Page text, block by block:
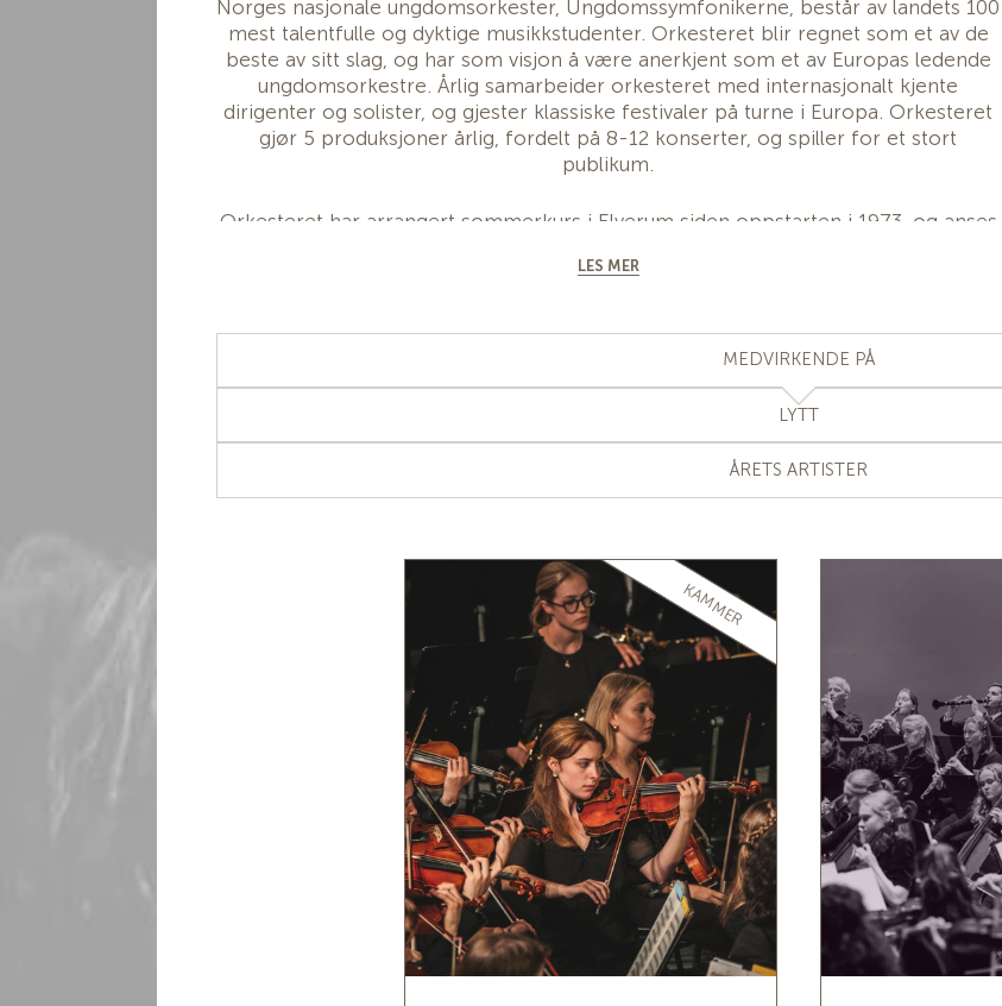
Norges nasjonale ungdomsorkester, Ungdomssymfonikerne, består av landets 100
mest talentfulle og dyktige musikkstudenter. Orkesteret blir regnet som et av de
beste av sitt slag, og har som visjon å være anerkjent som et av Europas ledende
ungdomsorkestre. Årlig samarbeider orkesteret med internasjonalt kjente
dirigenter og solister, og gjester klassiske festivaler på turne i Europa. Orkesteret
gjør 5 produksjoner årlig, fordelt på 8-12 konserter, og spiller for et stort
publikum.
Orkesteret har arrangert sommerkurs i Elverum siden oppstarten i 1973, og anses
samarbeid med Ungdomssymfonikerne siden første festspill i 1974, med tre faste
Orkesterets målsetning er å gi unge musikere erfaring på vei mot en profesjonell
karriere ved å spille i et fullt utbygd symfoniorkester og å fremføre sentralt
orkesterrepertoire. Ungdomssymfonikerne skal være den ledende
rekrutteringsinstansen for landets profesjonelle orkestre. Kursdeltakerne deltar år
etter år og flere av dagens musikere i orkesteret er faktisk andregenerasjons
gjestet konsertserienSommerKlassiski Tivoli i København en rekke ganger. Under
i Berlin, har Ungdomssymfonikernes konserter to år
på rad (2015 og 2016) blitt beskrevet som noen av festivalens høydepunkt av
internasjonal presse.
De siste årene har Ungdomssymfonikerne spilt med dirigenter og solister som
Juanjo Mena, Vasily Petrenko, Christian Vásquez, Andrew Manze, Eliahu Inbal, Leif
Ove Andsnes, Truls Mørk, Solveig Kringlebotn, Håkan Hardenberger, Barbara
Hendricks, Henning Kraggerud, Håvard Gimse, Arve Tellefsen, Elisabeth Nordberg-
Schulz og Ole Edvard Antonsen.
Les mer her:
https://www.ungsymf.no/historikk
LES MER
MEDVIRKENDE PÅ
LYTT
ÅRETS ARTISTER
KAMMER